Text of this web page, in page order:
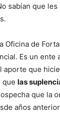
sabían que
Oficina de
Es un ente
que
que las
que la
años